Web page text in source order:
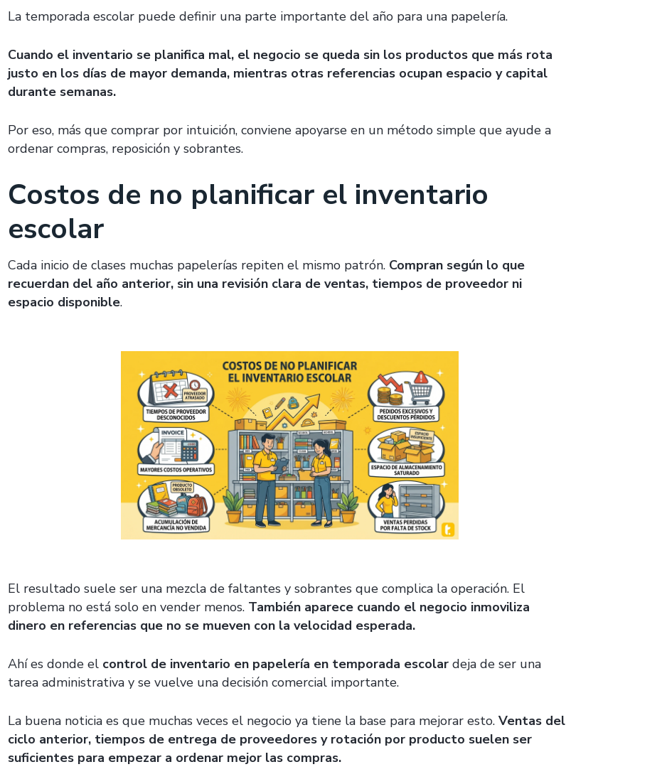
La temporada escolar puede definir una parte importante del año para una papelería.
Cuando el inventario se planifica mal, el negocio se queda sin los productos que más rota
justo en los días de mayor demanda, mientras otras referencias ocupan espacio y capital
durante semanas.
Por eso, más que comprar por intuición, conviene apoyarse en un método simple que ayude a
ordenar compras, reposición y sobrantes.
Costos de no planificar el inventario
escolar
Cada inicio de clases muchas papelerías repiten el mismo patrón. Compran según lo que
recuerdan del año anterior, sin una revisión clara de ventas, tiempos de proveedor ni
espacio disponible.
El resultado suele ser una mezcla de faltantes y sobrantes que complica la operación. El
problema no está solo en vender menos. También aparece cuando el negocio inmoviliza
dinero en referencias que no se mueven con la velocidad esperada.
Ahí es donde el control de inventario en papelería en temporada escolar deja de ser una
tarea administrativa y se vuelve una decisión comercial importante.
La buena noticia es que muchas veces el negocio ya tiene la base para mejorar esto. Ventas del
ciclo anterior, tiempos de entrega de proveedores y rotación por producto suelen ser
suficientes para empezar a ordenar mejor las compras.